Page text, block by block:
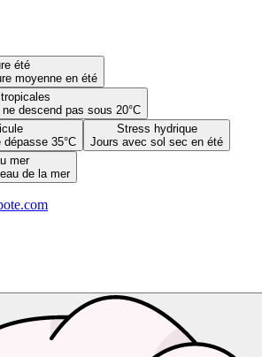
été
moyenne en été
descend pas sous 20°C
35°C
Stress hydrique
Jours avec sol sec en été
mer
de la mer